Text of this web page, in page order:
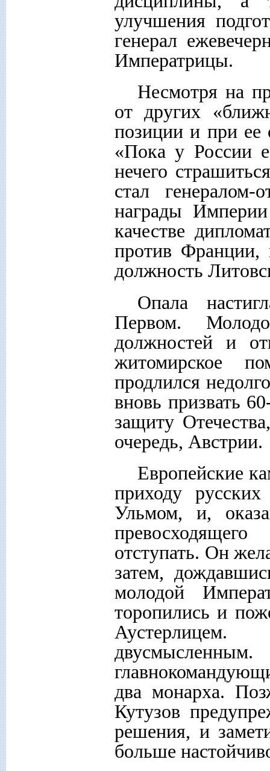
улучшения
генерал
Императрицы.
Несмотря на
от других
позиции и при ее
«Пока у России
нечего
стал
награды
качестве
против Франции,
должность
Опала
Первом.
должностей и
житомирское
продлился
вновь призвать
защиту
очередь, Австрии.
Европейские
приходу
Ульмом, и,
отступать. Он
затем,
молодой
торопились и
два монарха.
Кутузов
решения, и
больше